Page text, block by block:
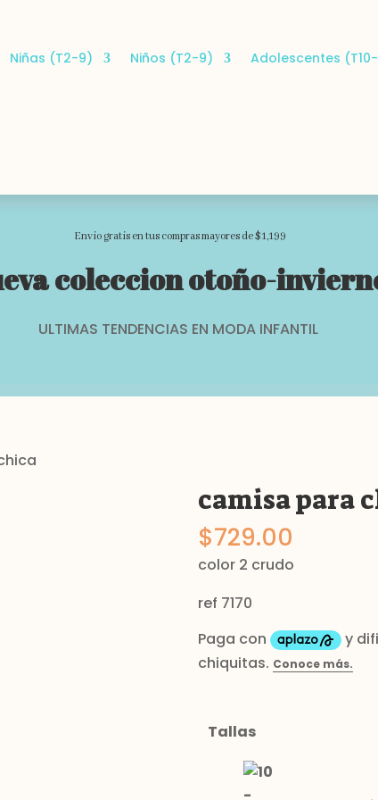
Niñas (T2-9) Niños (T2-9) Adolescentes
Envio gratis en tus compras mayores de $1,199
coleccion otoño-
ULTIMAS TENDENCIAS EN MODA INFANTIL
camisa para
$729.00
color 2 crudo
ref 7170
Tallas